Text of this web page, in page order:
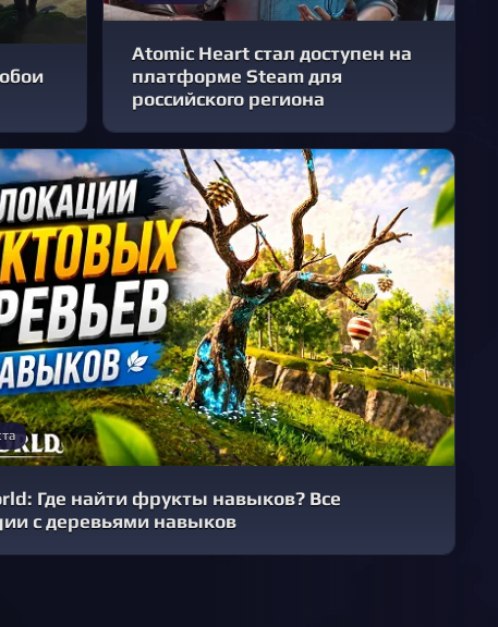
Atomic Heart стал доступен на
платформе Steam для
российского региона
Где найти фрукты навыков? Все
с деревьями навыков